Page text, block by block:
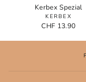
Kerbex Spezial
KERBEX
CHF 13.90